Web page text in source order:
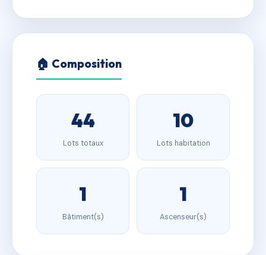
🏠 Composition
44
Lots totaux
10
Lots habitation
1
Bâtiment(s)
1
Ascenseur(s)